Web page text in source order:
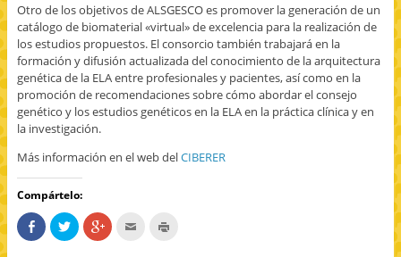
Otro de los objetivos de ALSGESCO es promover la generación de un
catálogo de biomaterial «virtual» de excelencia para la realización de
los estudios propuestos. El consorcio también trabajará en la
formación y difusión actualizada del conocimiento de la arquitectura
genética de la ELA entre profesionales y pacientes, así como en la
promoción de recomendaciones sobre cómo abordar el consejo
genético y los estudios genéticos en la ELA en la práctica clínica y en
la investigación.
Más información en el web delCIBERER
Compártelo:
C
o
H
a
H
a